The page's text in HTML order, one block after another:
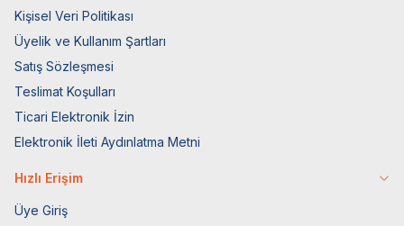
Kişisel Veri Politikası
Üyelik ve Kullanım Şartları
Satış Sözleşmesi
Teslimat Koşulları
Ticari Elektronik İzin
Elektronik İleti Aydınlatma Metni
Hızlı Erişim
Üye Giriş